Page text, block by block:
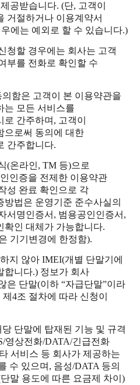
공받습니다. (단, 고객이
거절하거나 이용계약서
에는 예외로 할 수 있습니다.)
청할 경우에는 회사는 고객
부를 전화로 확인할 수
함은 고객이 본 이용약관을
는 모든 서비스를
간주하며, 고객이
으로써 동의에 대한
간주합니다.
(온라인, TM 등)으로
인증을 전제한 이용약관
성 완료 확인으로 각
법은 운영기준 준수사실의
서명인증서, 범용공인인증서,
확인 대체가 가능합니다.
기기변경에 한정함).
지 않아 IMEI(개별 단말기에
합니다.) 정보가 회사
은 단말(이하 “자급단말”이라
4조 절차에 따라 신청이
단말에 탑재된 기능 및 규격
영상전화/DATA/긴급전화
서비스 등 회사가 제공하는
수 있으며, 음성/DATA 등의
말 용도에 따른 요금제 차이)